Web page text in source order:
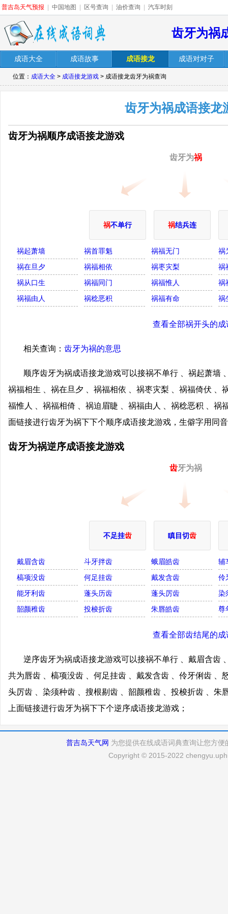
普吉岛天气预报 中国地图 区号查询 油价查询 汽车时刻
齿牙为祸
成语大全 成语故事 成语接龙 成语对对子
位置： 成语大全 > 成语接龙游戏 > 成语接龙齿牙为祸查询
齿牙为祸成语接龙
齿牙为祸顺序成语接龙游戏
齿牙为祸
祸不单行 祸结兵连
祸起萧墙 祸首罪魁 祸福无门
祸
祸在旦夕
祸福相依 祸枣灾梨
祸
祸从口生
祸福同门 祸福惟人
祸
祸福由人
祸稔恶积 祸福有命 祸
查看全部祸开头的成
相关查询： 齿牙为祸的意思
顺序齿牙为祸成语接龙游戏可以接祸不单行 、祸起萧墙
祸福相生 、祸在旦夕 、祸福相依 、祸枣灾梨 、祸福倚伏 、
福惟人 、祸福相倚 、祸迫眉睫 、祸福由人 、祸稔恶积 、祸
面链接进行齿牙为祸下下个顺序成语接龙游戏，生僻字用同
齿牙为祸逆序成语接龙游戏
齿牙为祸
不足挂齿 瞋目切齿
戴眉含齿 斗牙拌齿 蛾眉皓齿
辅
槁项没齿
何足挂齿 戴发含齿
伶
能牙利齿
蓬头历齿 蓬头厉齿
染
韶颜稚齿
投梭折齿 朱唇皓齿 尊
查看全部齿结尾的成
逆序齿牙为祸成语接龙游戏可以接祸不单行 、戴眉含齿
共为唇齿 、槁项没齿 、何足挂齿 、戴发含齿 、伶牙俐齿 、
头厉齿 、染须种齿 、搜根剔齿 、韶颜稚齿 、投梭折齿 、朱
上面链接进行齿牙为祸下下个逆序成语接龙游戏；
普吉岛天气网 为您提供在线成语词典查询让您方
Copyright © 2015-2022